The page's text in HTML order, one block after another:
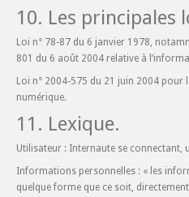
10. Les principales
Loi n° 78-87 du 6 janvier 1978,
801 du 6 août 2004 relative à
Loi n° 2004-575 du 21 juin 2004 pour
numérique.
11. Lexique.
Utilisateur : Internaute se connectant,
Informations personnelles : « les
quelque forme que ce soit,